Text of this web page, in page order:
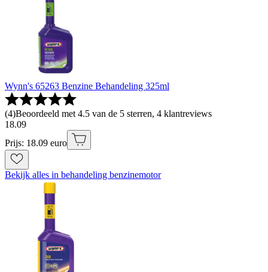
Wynn's 65263 Benzine Behandeling 325ml
(4)Beoordeeld met 4.5 van de 5 sterren, 4 klantreviews
18.09
Prijs: 18.09 euro
Bekijk alles in behandeling benzinemotor